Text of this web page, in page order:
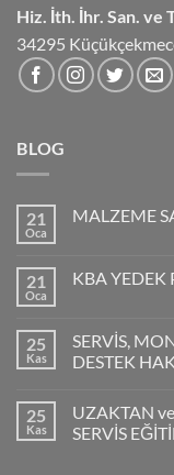
Hiz. İth. İhr. San. ve
34295
BLOG
21
Oca
MALZEME
21
Oca
KBA YEDEK
25
Kas
SERVİS,
DESTEK
25
Kas
UZAKTAN
SERVİS